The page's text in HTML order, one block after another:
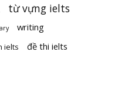
từ vựng ielts
writing
ielts đề thi ielts